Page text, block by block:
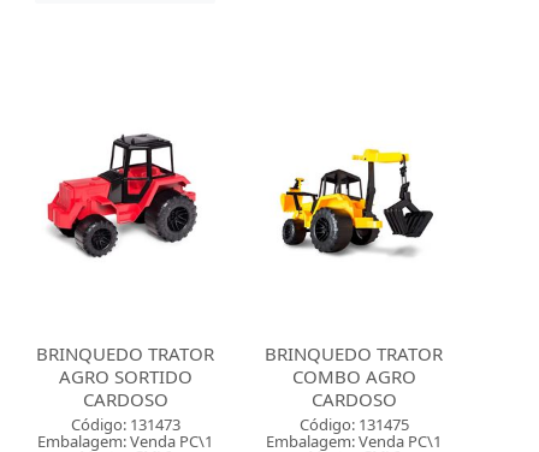
BRINQUEDO TRATOR
AGRO SORTIDO
CARDOSO
Código: 131473
Embalagem: Venda PC\1
BRINQUEDO TRATOR
COMBO AGRO
CARDOSO
Código: 131475
Embalagem: Venda PC\1